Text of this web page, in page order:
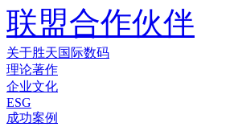
联盟合作伙伴
关于胜天国际数码
理论著作
企业文化
ESG
成功案例